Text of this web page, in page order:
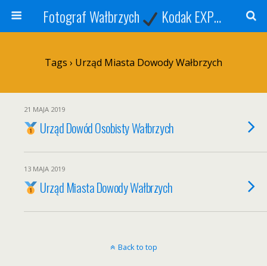
Fotograf Wałbrzych Kodak EXPRESS
Tags › Urząd Miasta Dowody Wałbrzych
21 MAJA 2019
Urząd Dowód Osobisty Wałbrzych
13 MAJA 2019
Urząd Miasta Dowody Wałbrzych
Back to top